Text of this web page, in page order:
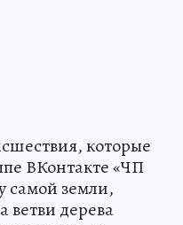
которые
ВКонтакте «ЧП
самой земли,
ветви дерева